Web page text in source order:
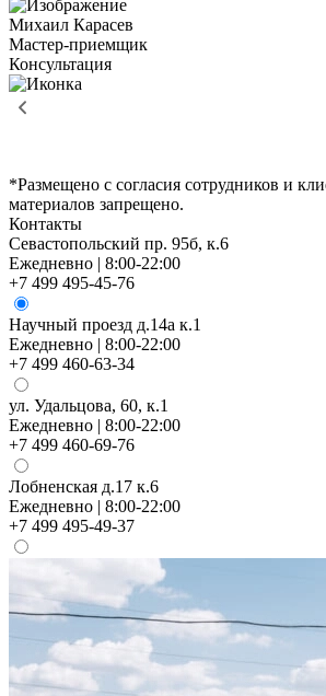
Михаил Карасев
Мастер-приемщик
Консультация
*Размещено с согласия сотрудников и
материалов запрещено.
Контакты
Севастопольский пр. 95б, к.6
Ежедневно | 8:00-22:00
+7 499 495-45-76
Научный проезд д.14а к.1
Ежедневно | 8:00-22:00
+7 499 460-63-34
ул. Удальцова, 60, к.1
Ежедневно | 8:00-22:00
+7 499 460-69-76
Лобненская д.17 к.6
Ежедневно | 8:00-22:00
+7 499 495-49-37